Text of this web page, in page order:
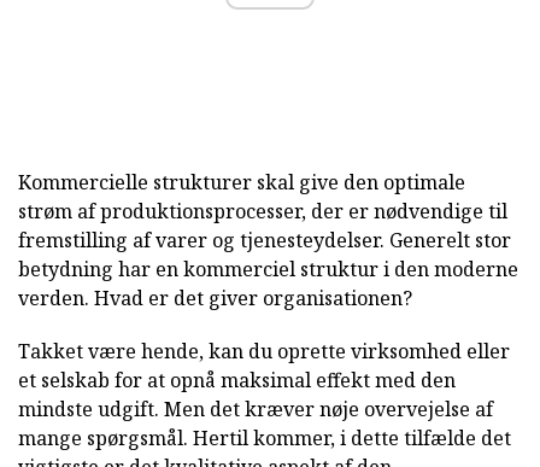
Kommercielle strukturer skal give den optimale
strøm af produktionsprocesser, der er nødvendige til
fremstilling af varer og tjenesteydelser. Generelt stor
betydning har en kommerciel struktur i den moderne
verden. Hvad er det giver organisationen?
Takket være hende, kan du oprette virksomhed eller
et selskab for at opnå maksimal effekt med den
mindste udgift. Men det kræver nøje overvejelse af
mange spørgsmål. Hertil kommer, i dette tilfælde det